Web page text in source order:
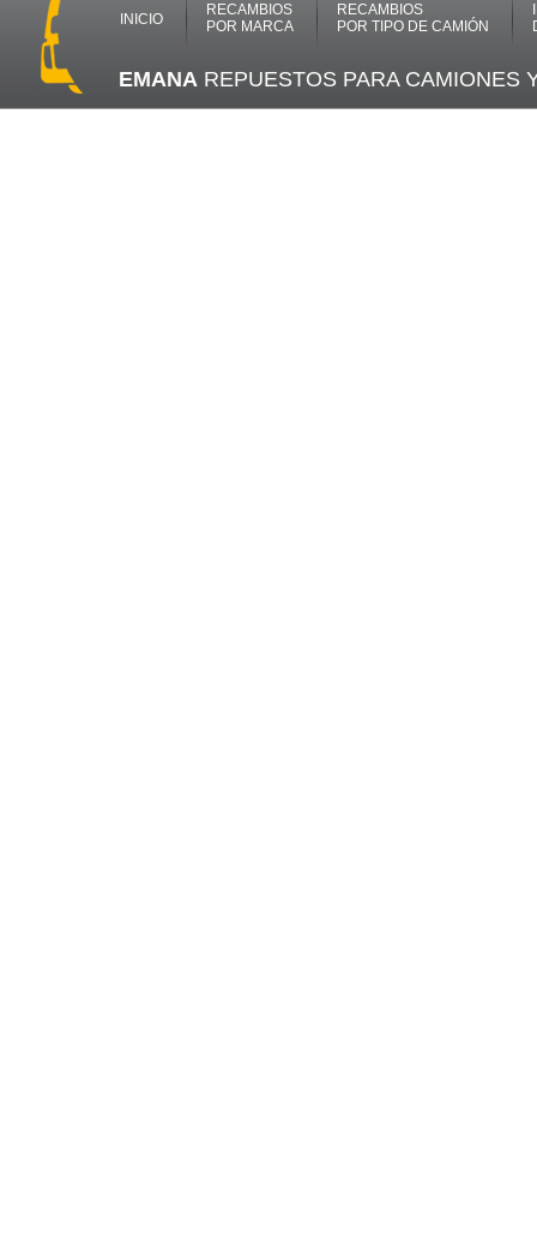
INICIO
RECAMBIOS
POR MARCA
RECAMBIOS
POR TIPO DE CAMIÓN
EMANA REPUESTOS PARA CAMIONES